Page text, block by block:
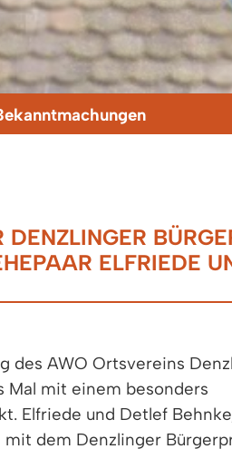
ELFRIEDE
des AWO Ortsvereins
Mal mit einem besonders
Elfriede und Detlef
dem Denzlinger